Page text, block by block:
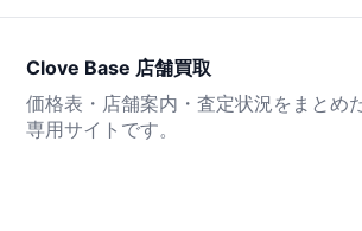
Clove Base 店舗買取
価格表・店舗案内・査定状況をまとめ
専用サイトです。